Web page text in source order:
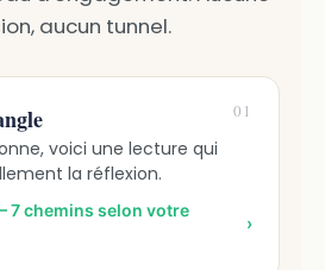
aucun tunnel.
01
voici une lecture qui
la réflexion.
7 chemins selon votre
›